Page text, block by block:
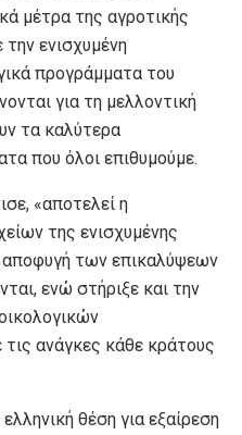
μέτρα της αγροτικής
ενισχυμένη
προγράμματα του
για τη μελλοντική
τα καλύτερα
που όλοι επιθυμούμε.
«αποτελεί η
της ενισχυμένης
αποφυγή των επικαλύψεων
ενώ στήριξε και την
ανάγκες κάθε κράτους
θέση για εξαίρεση